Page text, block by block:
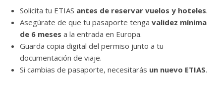
Solicita tu ETIAS antes de reservar vuelos y hoteles.
Asegúrate de que tu pasaporte tenga validez mínima
de 6 meses a la entrada en Europa.
Guarda copia digital del permiso junto a tu
documentación de viaje.
Si cambias de pasaporte, necesitarás un nuevo ETIAS.